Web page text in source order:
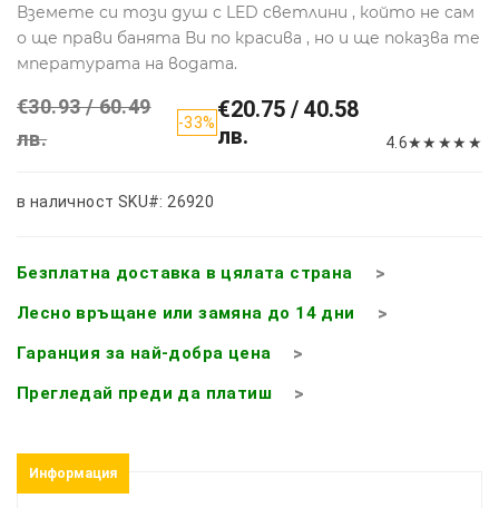
Вземете си този душ с LED светлини , който не сам
о ще прави банята Ви по красива , но и ще показва те
мпературата на водата.
€30.93 / 60.49
лв.
-33%€20.75 / 40.58
лв.
4.6★★ ★★ ★
в наличност SKU#: 26920
Безплатна доставка в цялата страна
Лесно връщане или замяна до 14 дни
Гаранция за най-добра цена
Прегледай преди да платиш
Информация